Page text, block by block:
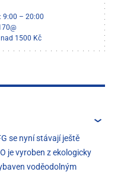
9:00 – 20:00
@
1500 Kč
se nyní stávají ještě
je vyroben z ekologicky
voděodolným